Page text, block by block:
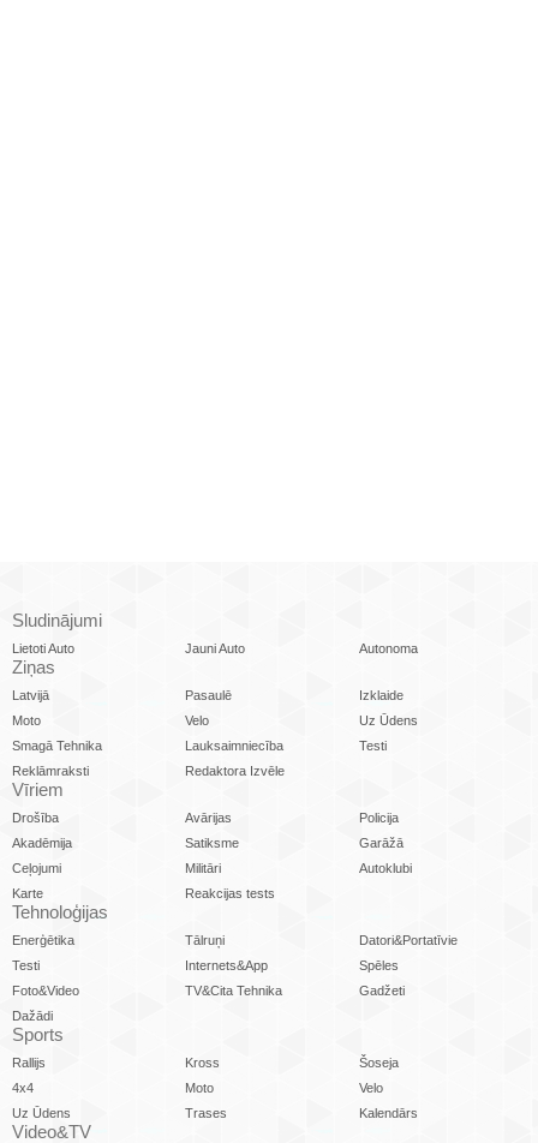
Sludinājumi
Lietoti Auto Jauni Auto Autonoma
Ziņas
Latvijā Pasaulē
Izklaide
Moto
Velo
Uz Ūdens
Smagā Tehnika
Lauksaimniecība
Testi
Reklāmraksti
Redaktora Izvēle
Vīriem
Drošība Avārijas
Policija
Akadēmija
Satiksme
Garāžā
Ceļojumi
Militāri
Autoklubi
Karte
Reakcijas tests
Tehnoloģijas
Enerģētika Tālruņi
Datori&Portatīvie
Testi
Internets&App
Spēles
Foto&Video
TV&Cita Tehnika
Gadžeti
Dažādi
Sports
Rallijs Kross
Šoseja
4x4
Moto
Velo
Uz Ūdens
Trases Kalendārs
Video&TV